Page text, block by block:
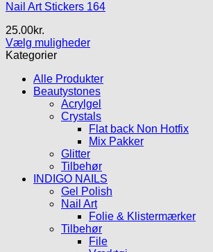
Nail Art Stickers 164
25.00kr.
Vælg muligheder
Dette
flere
varianter.
Mulighederne
varesiden
Kategorier
Alle Produkter
Beautystones
Acrylgel
Crystals
Flat back Non Hotfix
Mix Pakker
Glitter
Tilbehør
INDIGO NAILS
Gel Polish
Nail Art
Folie & Klistermærker
Tilbehør
File